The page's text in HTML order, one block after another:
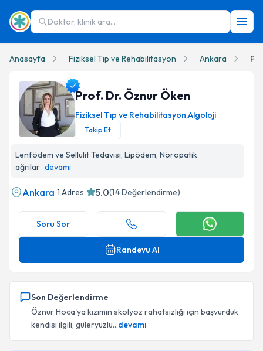
Doktor, klinik ara...
Anasayfa Fiziksel Tıp ve Rehabilitasyon Ankara
Prof. Dr. Öznur Öken
Fiziksel Tıp ve Rehabilitasyon,Algoloji
Takip Et
Lenfödem ve Sellülit Tedavisi, Lipödem, Nöropatik
ağrılar devamı
Ankara 1 Adres 5.0(14Değerlendirme)
Soru Sor
Randevu Al
Son Değerlendirme
Öznur Hoca'ya kızımın skolyoz rahatsızlığı için başvurduk
kendisi ilgili, güleryüzlü...devamı